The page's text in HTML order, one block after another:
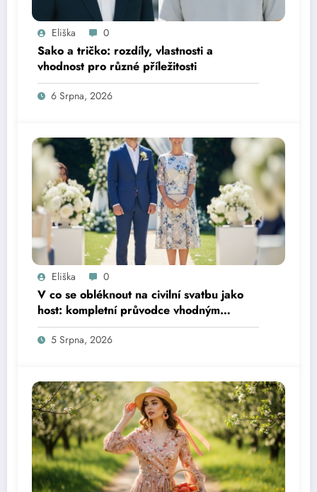
Eliška 0
Sako a tričko: rozdíly, vlastnosti a
vhodnost pro různé příležitosti
6 Srpna, 2026
Eliška 0
V co se obléknout na civilní svatbu jako
host: kompletní průvodce vhodným
oblečením
5 Srpna, 2026